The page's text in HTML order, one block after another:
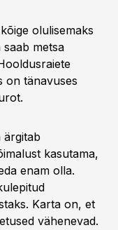
olulisemaks
metsa
on tänavuses
ärgitab
kasutama,
enam olla.
Karta on, et
vähenevad.